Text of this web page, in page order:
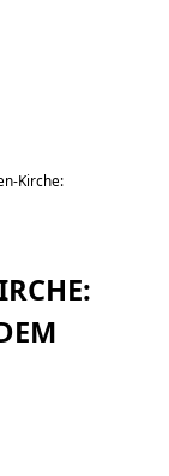
Kirche: